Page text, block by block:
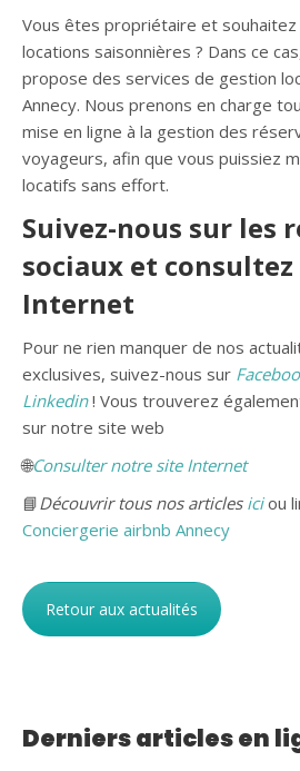
Vous êtes propriétaire et
locations saisonnières ? Dans ce
propose des services de gestion
Annecy. Nous prenons en charge
mise en ligne à la gestion des
voyageurs, afin que vous puissiez
locatifs sans effort.
Suivez-nous sur les
sociaux et
Internet
Pour ne rien manquer de nos
exclusives, suivez-nous sur
Linkedin! Vous trouverez
sur notre site web
🌐Consulter notre site Internet
📘Découvrir tous nos articles iciou
Conciergerie airbnb Annecy
Retour aux actualités
Derniers articles en